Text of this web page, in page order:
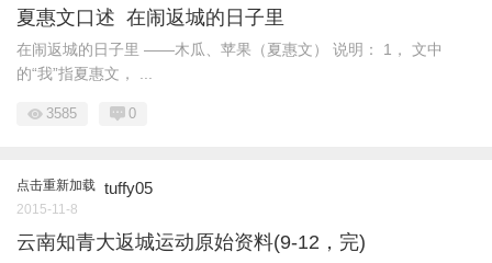
夏惠文口述 在闹返城的日子里
在闹返城的日子里 ——木瓜、苹果（夏惠文） 说明： 1， 文中
的“我”指夏惠文， ...
3585 0
点击重新加载 tuffy05
2015-11-8
云南知青大返城运动原始资料(9-12，完)